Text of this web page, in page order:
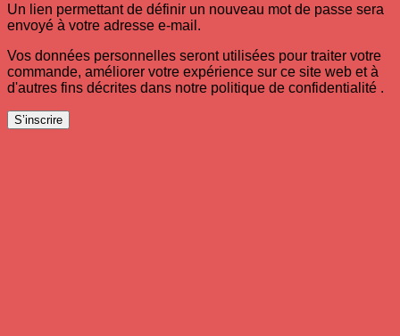
Un lien permettant de définir un nouveau mot de passe sera
envoyé à votre adresse e-mail.
Vos données personnelles seront utilisées pour traiter votre
commande, améliorer votre expérience sur ce site web et à
d'autres fins décrites dans notre politique de confidentialité .
S’inscrire